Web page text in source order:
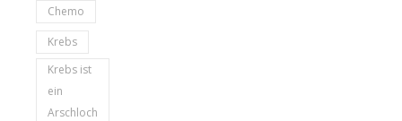
Chemo
Krebs
Krebs ist
ein
Arschloch